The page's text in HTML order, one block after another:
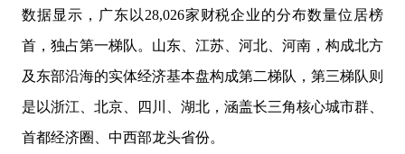
数据显示，广东以28,026家财税企业的分布数量位居榜
首，独占第一梯队。山东、江苏、河北、河南，构成北方
及东部沿海的实体经济基本盘构成第二梯队，第三梯队则
是以浙江、北京、四川、湖北，涵盖长三角核心城市群、
首都经济圈、中西部龙头省份。